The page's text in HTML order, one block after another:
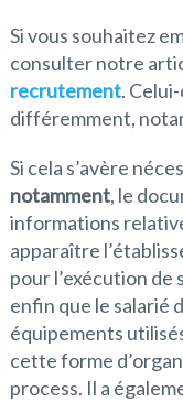
Si vous souhaitez
consulter notre
recrutement.
différemment,
Si cela s’avère
notamment, le
informations
apparaître
pour l’exécution
enfin que le salarié
équipements
cette forme
process. Il a